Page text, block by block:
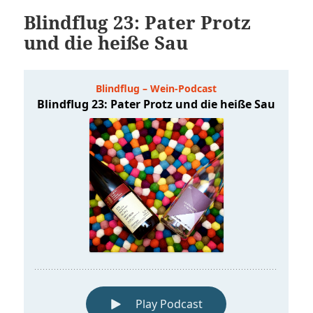
Blindflug 23: Pater Protz
und die heiße Sau